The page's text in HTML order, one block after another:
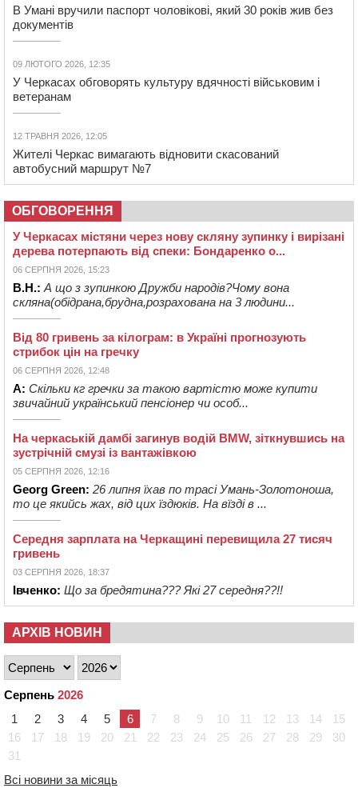
В Умані вручили паспорт чоловікові, який 30 років жив без
документів
09 ЛЮТОГО 2026, 12:35
У Черкасах обговорять культуру вдячності військовим і
ветеранам
12 ТРАВНЯ 2026, 12:05
Жителі Черкас вимагають відновити скасований
автобусний маршрут №7
ОБГОВОРЕННЯ
У Черкасах містяни через нову скляну зупинку і вирізані
дерева потерпають від спеки: Бондаренко о...
06 СЕРПНЯ 2026, 15:23
В.Н.: А що з зупинкою Дружби народів?Чому вона
скляна(обідрана,брудна,розрахована на 3 людини...
Від 80 гривень за кілограм: в Україні прогнозують
стрибок цін на гречку
06 СЕРПНЯ 2026, 12:48
А: Скільки кг гречки за такою вартістю може купити
звичайний український пенсіонер чи особ...
На черкаській дамбі загинув водій BMW, зіткнувшись на
зустрічній смузі із вантажівкою
05 СЕРПНЯ 2026, 12:16
Georg Green: 26 липня їхав по трасі Умань-Золотоноша,
то це якийсь жах, від цих їздюків. На вїзді в ...
Середня зарплата на Черкащині перевищила 27 тисяч
гривень
03 СЕРПНЯ 2026, 18:37
Івченко: Що за бредятина??? Які 27 середня??!!
АРХІВ НОВИН
Серпень 2026
1
2 3 4 5 6 7 8 9 10 11 12 13 14
15
16
17 18 19 20 21 22 23 24 25 26 27 28 29
30
31
Всі новини за місяць